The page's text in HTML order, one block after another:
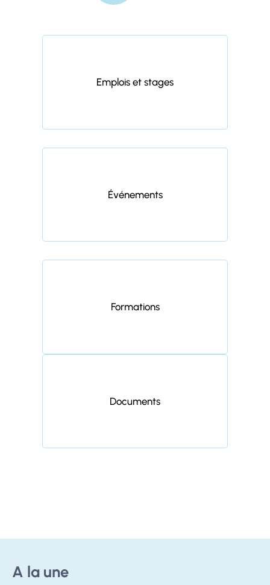
Emplois et stages
Événements
Formations
Documents
A la une